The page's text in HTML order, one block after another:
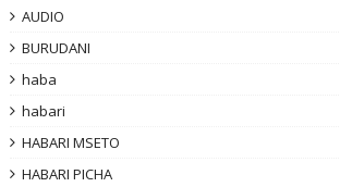
AUDIO
BURUDANI
haba
habari
HABARI MSETO
HABARI PICHA